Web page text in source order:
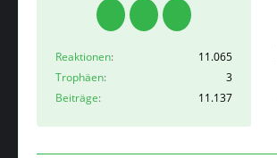
Reaktionen
11.065
Trophäen
3
Beiträge
11.137